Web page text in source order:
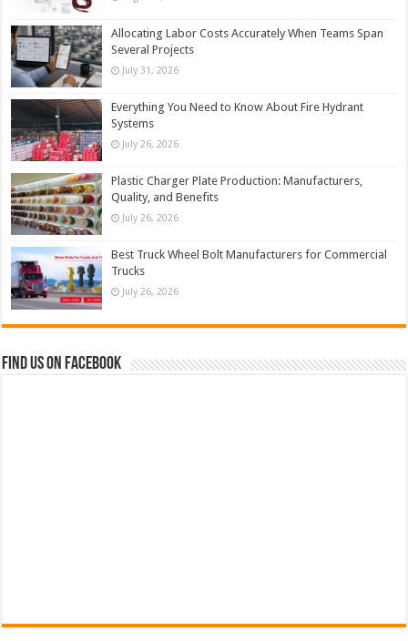
Allocating Labor Costs Accurately When Teams Span
Several Projects
July 31, 2026
Everything You Need to Know About Fire Hydrant
Systems
July 26, 2026
Plastic Charger Plate Production: Manufacturers,
Quality, and Benefits
July 26, 2026
Best Truck Wheel Bolt Manufacturers for Commercial
Trucks
July 26, 2026
Find us on Facebook